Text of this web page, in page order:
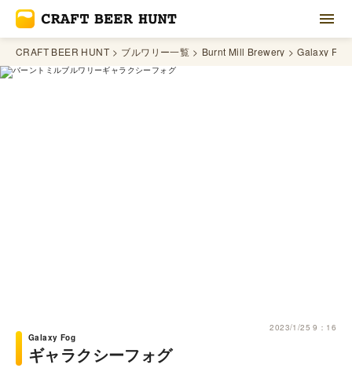
CRAFT BEER HUNT ブルワリー一覧 Burnt Mill Brewery Galaxy Fog
2023/1/25 9：16
Galaxy Fog
ギャラクシーフォグ